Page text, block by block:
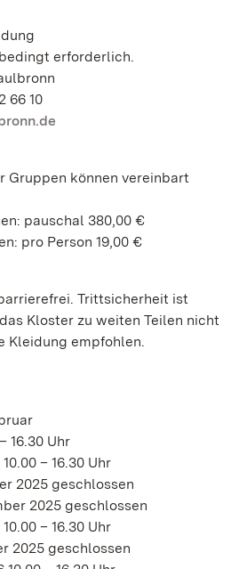
erforderlich.
66 10
Gruppen können vereinbart
pauschal 380,00 €
pro Person 19,00 €
Trittsicherheit ist
Kloster zu weiten Teilen nicht
Kleidung empfohlen.
16.30 Uhr
– 16.30 Uhr
2025 geschlossen
2025 geschlossen
– 16.30 Uhr
2025 geschlossen